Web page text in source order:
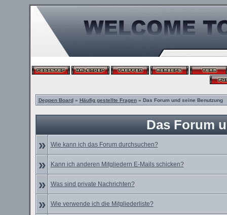
Deppen Board» Häufig gestellte Fragen» Das Forum und seine Benutzung
Das Forum
»
Wie kann ich das Forum durchsuchen?
» Kann ich anderen Mitgliedern E-Mails schicken?
» Was sind private Nachrichten?
» Wie verwende ich die Mitgliederliste?